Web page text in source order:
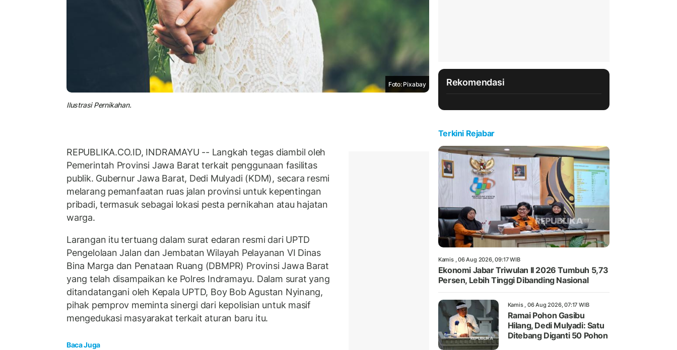
Foto: Pixabay
Ilustrasi Pernikahan.
REPUBLIKA.CO.ID, INDRAMAYU -- Langkah tegas diambil oleh
Pemerintah Provinsi Jawa Barat terkait penggunaan fasilitas
publik. Gubernur Jawa Barat, Dedi Mulyadi (KDM), secara resmi
melarang pemanfaatan ruas jalan provinsi untuk kepentingan
pribadi, termasuk sebagai lokasi pesta pernikahan atau hajatan
warga.
Larangan itu tertuang dalam surat edaran resmi dari UPTD
Pengelolaan Jalan dan Jembatan Wilayah Pelayanan VI Dinas
Bina Marga dan Penataan Ruang (DBMPR) Provinsi Jawa Barat
yang telah disampaikan ke Polres Indramayu. Dalam surat yang
ditandatangani oleh Kepala UPTD, Boy Bob Agustan Nyinang,
pihak pemprov meminta sinergi dari kepolisian untuk masif
mengedukasi masyarakat terkait aturan baru itu.
Baca Juga
Rekomendasi
Terkini Rejabar
Kamis , 06 Aug 2026, 09:17 WIB
Ekonomi Jabar Triwulan II 2026 Tumbuh 5,73
Persen, Lebih Tinggi Dibanding Nasional
Kamis , 06 Aug 2026, 07:17 WIB
Ramai Pohon Gasibu
Hilang, Dedi Mulyadi: Satu
Ditebang Diganti 50 Pohon